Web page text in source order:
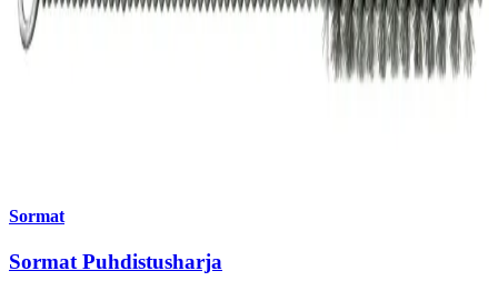
Sormat
Sormat Puhdistusharja